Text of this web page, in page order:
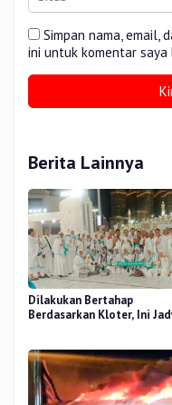
Simpan nama, email,
ini untuk komentar saya
Berita Lainnya
Dilakukan Bertahap
Berdasarkan Kloter, Ini